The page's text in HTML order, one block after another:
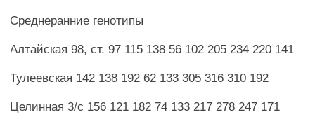
Среднеранние генотипы
Алтайская 98, ст. 97 115 138 56 102 205 234 220 141
Тулеевская 142 138 192 62 133 305 316 310 192
Целинная 3/с 156 121 182 74 133 217 278 247 171